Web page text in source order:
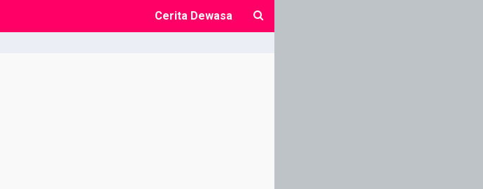
Cerita Dewasa